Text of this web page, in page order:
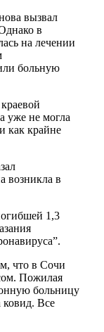
вызвал
в
на лечении
больную
уже не могла
как крайне
возникла в
1,3
что в Сочи
Пожилая
больницу
ковид. Все